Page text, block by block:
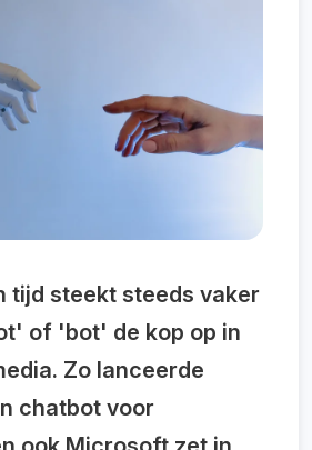
tijd steekt steeds vaker
of 'bot' de kop op in
Zo lanceerde
chatbot voor